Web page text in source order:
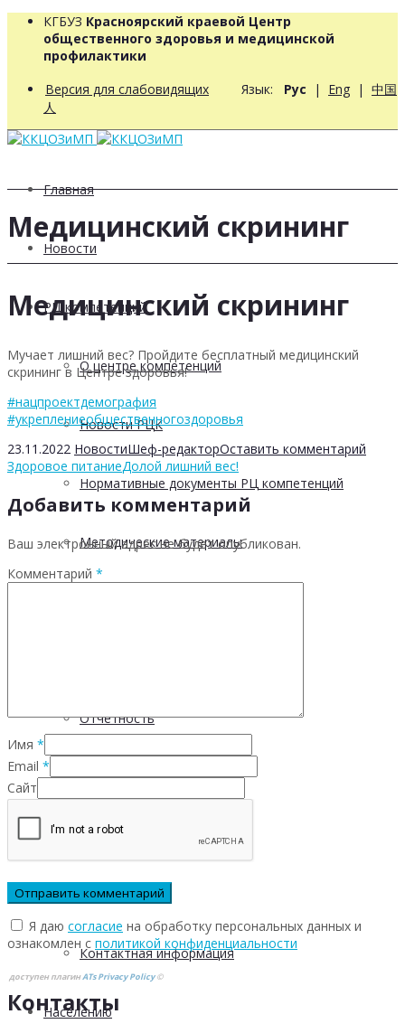
КГБУЗ Красноярский краевой Центр
общественного здоровья и медицинской
профилактики
Версия для слабовидящих Язык: Рус | Eng | 中国
人
Главная
Новости
РЦ компетенций
О центре компетенций
Новости РЦК
Нормативные документы РЦ компетенций
Методические материалы
Отчетность
5 С
Проектная деятельность
Кейсы
Контактная информация
Населению
Медицинский скрининг
Медицинский скрининг
Мучает лишний вес? Пройдите бесплатный медицинский
скрининг в Центре здоровья!
#нацпроектдемография
#укреплениеобщественногоздоровья
23.11.2022 НовостиШеф-редакторОставить комментарий
Здоровое питаниеДолой лишний вес!
Добавить комментарий
Ваш электронный адрес не будет опубликован.
Комментарий *
Имя *
Email *
Сайт
Я даю согласие на обработку персональных данных и
ознакомлен с политикой конфиденциальности
доступен плагинATs Privacy Policy©
Контакты